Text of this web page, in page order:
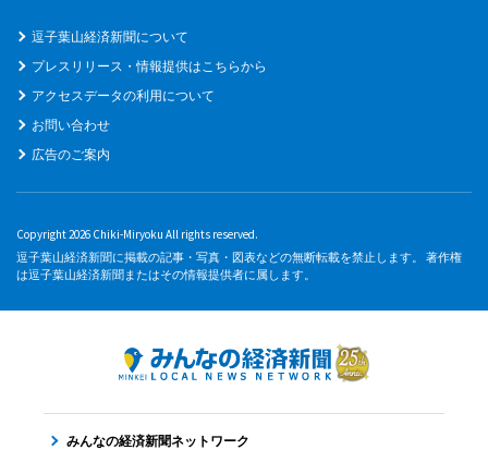
逗子葉山経済新聞について
プレスリリース・情報提供はこちらから
アクセスデータの利用について
お問い合わせ
広告のご案内
Copyright 2026 Chiki-Miryoku All rights reserved.
逗子葉山経済新聞に掲載の記事・写真・図表などの無断転載を禁止します。 著作権
は逗子葉山経済新聞またはその情報提供者に属します。
みんなの経済新聞ネットワーク